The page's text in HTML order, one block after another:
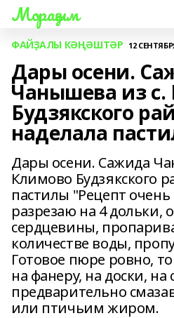
Мораҙым
ФАЙҘАЛЫ КӘҢӘШТӘР 12
Дары осени.
Чанышева из с.
Будзякского
наделала
Дары осени. Сажида
Климово Будзякского
пастилы "Рецепт очень
разрезаю на 4 дольки,
сердцевины,
количестве воды,
Готовое пюре ровно,
на фанеру, на доски, на
предварительно
или птичьим жиром.